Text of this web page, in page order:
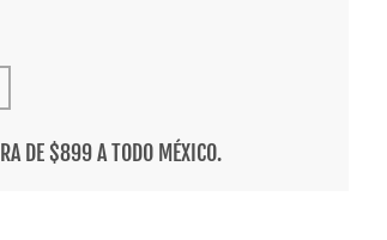
Toy Machine Vaccine
cantidad para Sudadera Toy
DE $899 A TODO MÉXICO.